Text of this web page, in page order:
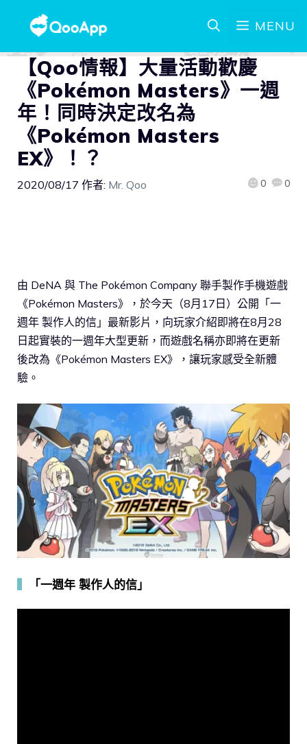
MENU
【Qoo情報】大量活動歡慶
《Pokémon Masters》一週
年！同時決定改名為
《Pokémon Masters
EX》！？
2020/08/17 作者: Mr. Qoo 0 0
由 DeNA 與 The Pokémon Company 聯手製作手機遊戲
《Pokémon Masters》，於今天（8月17日）公開「一
週年 製作人的信」最新影片，向玩家介紹即將在8月28
日起實裝的一週年大型更新，而遊戲名稱亦即將在更新
後改為《Pokémon Masters EX》，讓玩家感受全新體
驗。
「一週年 製作人的信」